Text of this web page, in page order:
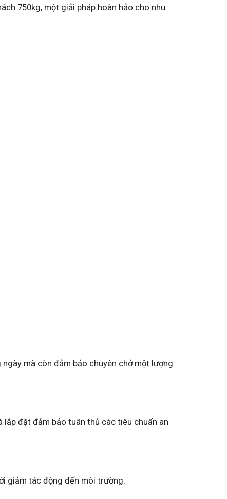
750kg, một giải pháp hoàn hảo cho nhu
mà còn đảm bảo chuyên chở một lượng
đặt đảm bảo tuân thủ các tiêu chuẩn an
giảm tác động đến môi trường.